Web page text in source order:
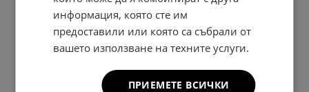
информация, която сте им
предоставили или която са събрали от
вашето използване на техните услуги.
ПРИЕМЕТЕ ВСИЧКИ